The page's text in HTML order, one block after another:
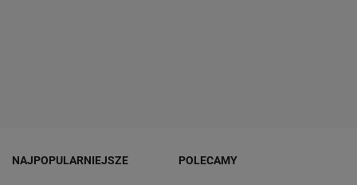
NAJPOPULARNIEJSZE POLECAMY